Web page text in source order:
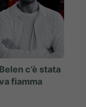
c’è stata
fiamma